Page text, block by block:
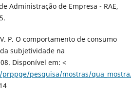
Administração de Empresa - RAE,
V. P. O comportamento de consumo
subjetividade na
Disponível em: <
pesquisa/mostras/